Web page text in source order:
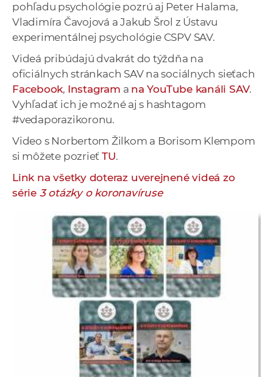
pohľadu psychológie pozrú aj Peter Halama,
Vladimíra Čavojová a Jakub Šrol z Ústavu
experimentálnej psychológie CSPV SAV.
Videá pribúdajú dvakrát do týždňa na
oficiálnych stránkach SAV na sociálnych sieťach
Facebook, Instagram a na YouTube kanáli SAV.
Vyhľadať ich je možné aj s hashtagom
#vedaporazikoronu.
Video s Norbertom Žilkom a Borisom Klempom
si môžete pozrieť TU.
Link na všetky doteraz uverejnené videá zo
série 3 otázky o koronavíruse